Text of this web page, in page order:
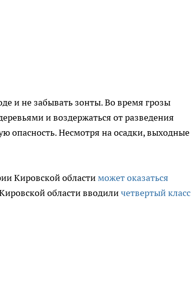
и не забывать зонты. Во время грозы
и воздержаться от разведения
опасность. Несмотря на осадки, выходные
Кировской областиможет оказаться
области вводиличетвертый класс